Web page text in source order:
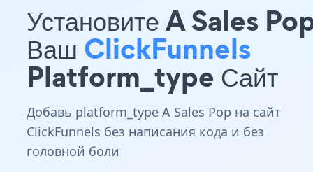
Установите A Sales
Ваш ClickFunnels
Platform_type Сайт
Добавь platform_type A Sales Pop на сайт
ClickFunnels без написания кода и без
головной боли